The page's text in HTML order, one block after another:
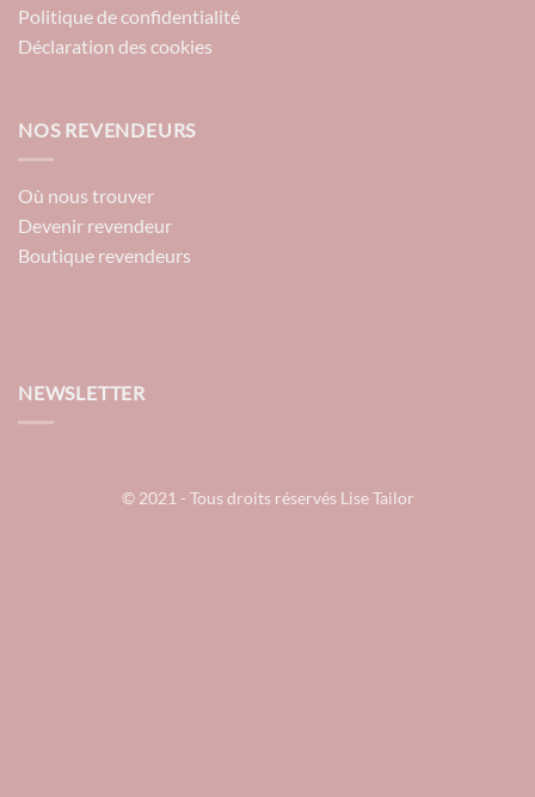
Politique de confidentialité
Déclaration des cookies
NOS REVENDEURS
Où nous trouver
Devenir revendeur
Boutique revendeurs
NEWSLETTER
© 2021 - Tous droits réservés Lise Tailor